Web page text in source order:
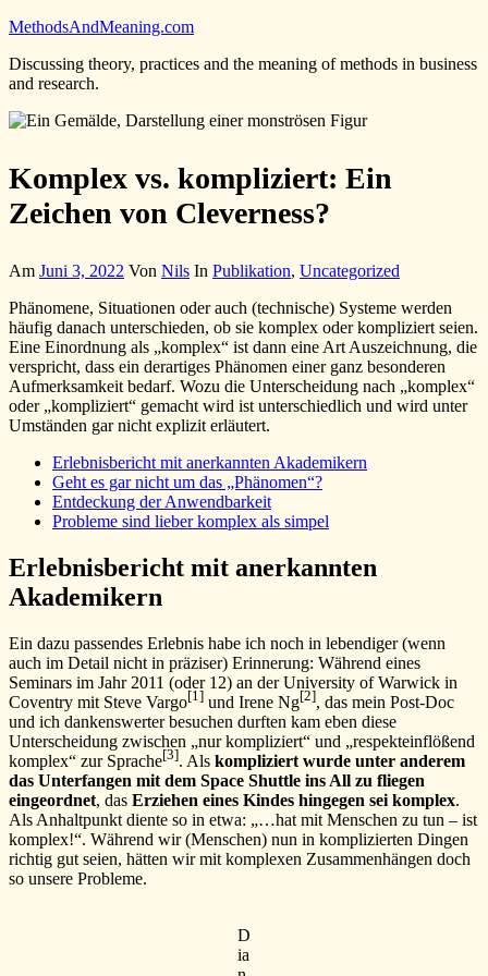
Zum
springen
MethodsAndMeaning.com
Discussing theory, practices and the meaning of methods in business
and research.
Komplex vs. kompliziert: Ein
Zeichen von Cleverness?
Am Juni 3, 2022 Von Nils In Publikation, Uncategorized
Phänomene, Situationen oder auch (technische) Systeme werden
häufig danach unterschieden, ob sie komplex oder kompliziert seien.
Eine Einordnung als „komplex“ ist dann eine Art Auszeichnung, die
verspricht, dass ein derartiges Phänomen einer ganz besonderen
Aufmerksamkeit bedarf. Wozu die Unterscheidung nach „komplex“
oder „kompliziert“ gemacht wird ist unterschiedlich und wird unter
Umständen gar nicht explizit erläutert.
Erlebnisbericht mit anerkannten Akademikern
Geht es gar nicht um das „Phänomen“?
Entdeckung der Anwendbarkeit
Probleme sind lieber komplex als simpel
Erlebnisbericht mit anerkannten
Akademikern
Ein dazu passendes Erlebnis habe ich noch in lebendiger (wenn
auch im Detail nicht in präziser) Erinnerung: Während eines
Seminars im Jahr 2011 (oder 12) an der University of Warwick in
Coventry mit Steve Vargo[1] und Irene Ng[2], das mein Post-Doc
und ich dankenswerter besuchen durften kam eben diese
Unterscheidung zwischen „nur kompliziert“ und „respekteinflößend
komplex“ zur Sprache[3]. Als kompliziert wurde unter anderem
das Unterfangen mit dem Space Shuttle ins All zu fliegen
eingeordnet, das Erziehen eines Kindes hingegen sei komplex.
Als Anhaltpunkt diente so in etwa: „…hat mit Menschen zu tun – ist
komplex!“. Während wir (Menschen) nun in komplizierten Dingen
richtig gut seien, hätten wir mit komplexen Zusammenhängen doch
so unsere Probleme.
D
ia